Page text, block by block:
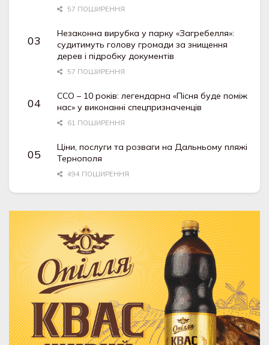
57 ПОШИРЕННЯ
Незаконна вирубка у парку «Загребелля»:
судитимуть голову громади за знищення
дерев і підробку документів
57 ПОШИРЕННЯ
ССО – 10 років: легендарна «Пісня буде поміж
нас» у виконанні спецпризначенців
61 ПОШИРЕННЯ
Ціни, послуги та розваги на Дальньому пляжі
Тернополя
494 ПОШИРЕННЯ